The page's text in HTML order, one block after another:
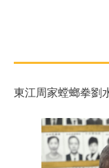
東江周家螳螂拳劉